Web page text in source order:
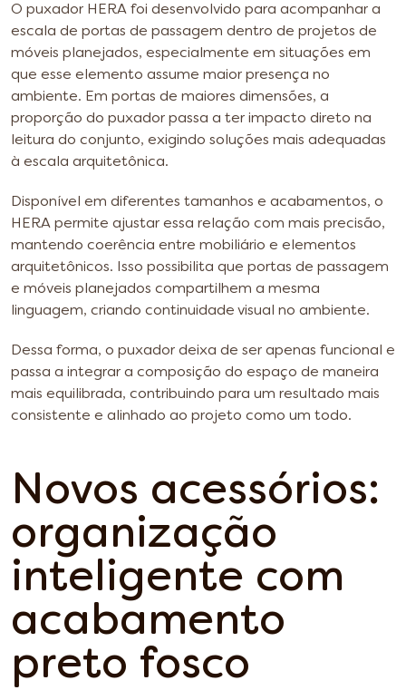
O puxador HERA foi desenvolvido para acompanhar a
escala de portas de passagem dentro de projetos de
móveis planejados, especialmente em situações em
que esse elemento assume maior presença no
ambiente. Em portas de maiores dimensões, a
proporção do puxador passa a ter impacto direto na
leitura do conjunto, exigindo soluções mais adequadas
à escala arquitetônica.
Disponível em diferentes tamanhos e acabamentos, o
HERA permite ajustar essa relação com mais precisão,
mantendo coerência entre mobiliário e elementos
arquitetônicos. Isso possibilita que portas de passagem
e móveis planejados compartilhem a mesma
linguagem, criando continuidade visual no ambiente.
Dessa forma, o puxador deixa de ser apenas funcional e
passa a integrar a composição do espaço de maneira
mais equilibrada, contribuindo para um resultado mais
consistente e alinhado ao projeto como um todo.
Novos acessórios:
organização
inteligente com
acabamento
preto fosco